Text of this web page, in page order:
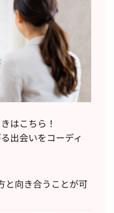
はこちら！
出会いをコーディ
と向き合うことが可